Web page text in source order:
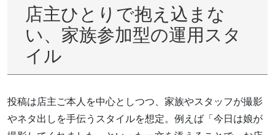
店主ひとりで抱え込まな
い、家族参加型の運用スタ
イル
投稿は店主ご本人を中心としつつ、家族やスタッフが撮影
やネタ出しを手伝うスタイルを想定。例えば「今日は娘が